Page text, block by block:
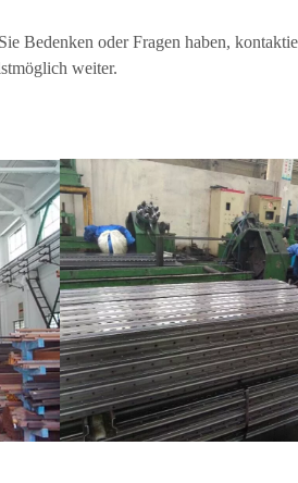
Bedenken oder Fragen haben,
weiter.